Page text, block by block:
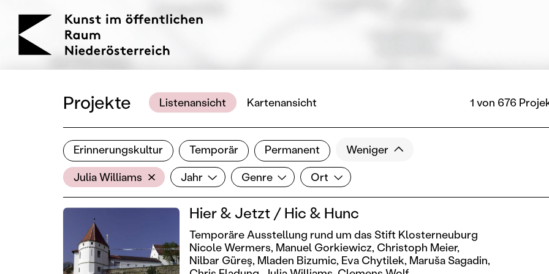
KOERNOE
Projekte Listenansicht Kartenansicht 1 von 676
Erinnerungskultur Temporär Permanent
Weniger
AkteurIn
Julia Williams JahrJahr Genre
Genre OrtOrt
Ergebnisse filtern
Filter zurücksetzen
Hier & Jetzt / Hic & Hunc
Temporäre Ausstellung rund um das Stift Klosterneuburg
Nicole Wermers, Manuel Gorkiewicz, Christoph Meier,
Nilbar Güreş, Mladen Bizumic, Eva Chytilek, Maruša Sagadin,